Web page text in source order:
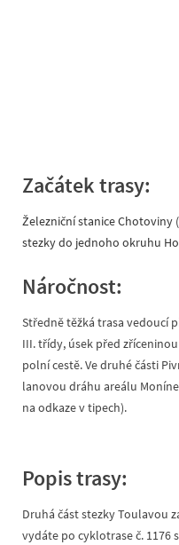
Začátek trasy:
Železniční stanice Chotoviny
stezky do jednoho okruhu
Náročnost:
Středně těžká trasa vedoucí
III. třídy, úsek před
polní cestě. Ve druhé části
lanovou dráhu areálu
na odkaze v tipech).
Popis trasy:
Druhá část stezky Toulavou
vydáte po cyklotrase č. 1176